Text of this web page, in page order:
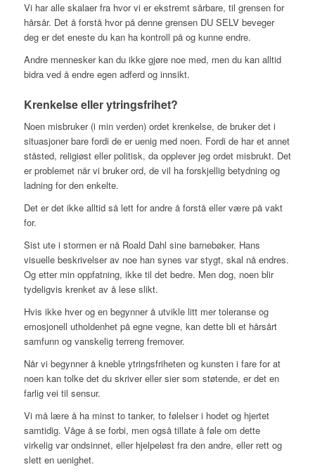
Vi har alle skalaer fra hvor vi er ekstremt sårbare, til grensen for
hårsår. Det å forstå hvor på denne grensen DU SELV beveger
deg er det eneste du kan ha kontroll på og kunne endre.
Andre mennesker kan du ikke gjøre noe med, men du kan alltid
bidra ved å endre egen adferd og innsikt.
Krenkelse eller ytringsfrihet?
Noen misbruker (i min verden) ordet krenkelse, de bruker det i
situasjoner bare fordi de er uenig med noen. Fordi de har et annet
ståsted, religiøst eller politisk, da opplever jeg ordet misbrukt. Det
er problemet når vi bruker ord, de vil ha forskjellig betydning og
ladning for den enkelte.
Det er det ikke alltid så lett for andre å forstå eller være på vakt
for.
Sist ute i stormen er nå Roald Dahl sine barnebøker. Hans
visuelle beskrivelser av noe han synes var stygt, skal nå endres.
Og etter min oppfatning, ikke til det bedre. Men dog, noen blir
tydeligvis krenket av å lese slikt.
Hvis ikke hver og en begynner å utvikle litt mer toleranse og
emosjonell utholdenhet på egne vegne, kan dette bli et hårsårt
samfunn og vanskelig terreng fremover.
Når vi begynner å kneble ytringsfriheten og kunsten i fare for at
noen kan tolke det du skriver eller sier som støtende, er det en
farlig vei til sensur.
Vi må lære å ha minst to tanker, to følelser i hodet og hjertet
samtidig. Våge å se forbi, men også tillate å føle om dette
virkelig var ondsinnet, eller hjelpeløst fra den andre, eller rett og
slett en uenighet.